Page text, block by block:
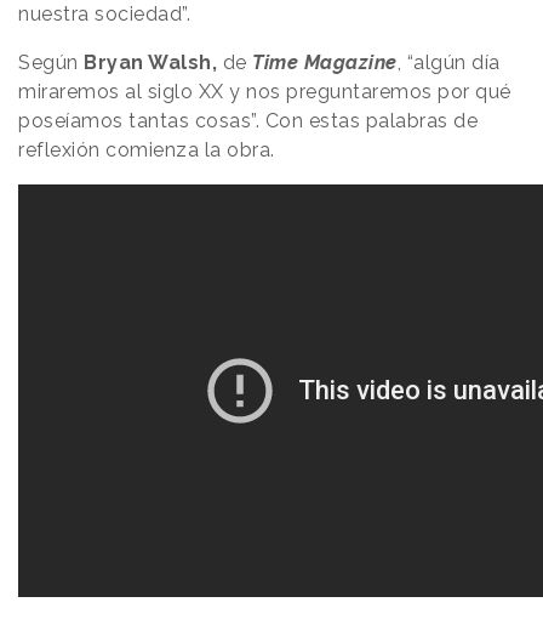
nuestra sociedad”.
Según Bryan Walsh, de Time Magazine , “algún día
miraremos al siglo XX y nos preguntaremos por qué
poseíamos tantas cosas”. Con estas palabras de
reflexión comienza la obra.